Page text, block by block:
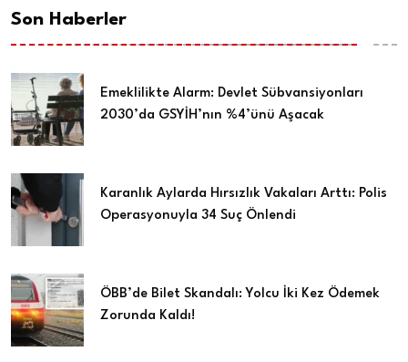
Son Haberler
Emeklilikte Alarm: Devlet Sübvansiyonları
2030’da GSYİH’nın %4’ünü Aşacak
Karanlık Aylarda Hırsızlık Vakaları Arttı: Polis
Operasyonuyla 34 Suç Önlendi
ÖBB’de Bilet Skandalı: Yolcu İki Kez Ödemek
Zorunda Kaldı!